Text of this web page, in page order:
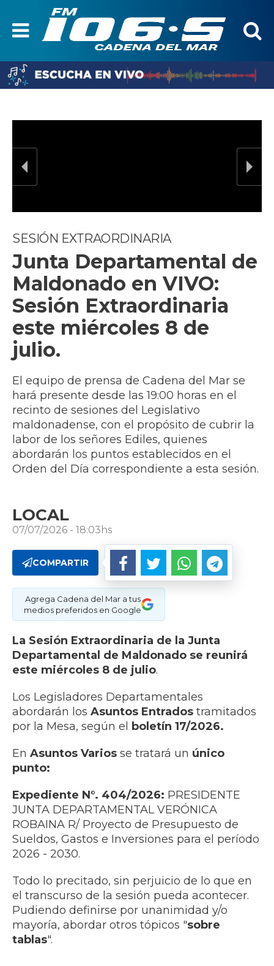
SESIÓN EXTRAORDINARIA
Junta Departamental de
Maldonado en VIVO:
Sesión Extraordinaria
este miércoles 8 de
julio.
El equipo de prensa de Cadena del Mar se
hará presente desde las 19:00 horas en el
recinto de sesiones del Legislativo
maldonadense, con el propósito de cubrir la
labor de los señores Ediles, quienes
abordarán los puntos establecidos en el
Orden del Día correspondiente a esta sesión.
LOCAL
07/07/2026 - 18:03hs
COMPARTIR
Agrega Cadena del Mar a tus
medios preferidos en Google
La Sesión Extraordinaria de la Junta
Departamental de Maldonado se reunirá
este miércoles 8 de julio.
Los Legisladores Departamentales
abordarán los Asuntos Entrados tramitados
por la Mesa, según el
boletín 17/2026.
En Asuntos Varios se tratará un único
punto:
Expediente N°. 404/2026: PRESIDENTE
JUNTA DEPARTAMENTAL VERÓNICA
ROBAINA R/ Proyecto de Presupuesto de
Sueldos, Gastos e Inversiones para el período
2026 - 2030.
Todo lo precitado, sin perjuicio de lo que en
el transcurso de la sesión pueda acontecer.
Pudiendo definirse por unanimidad y/o
mayoría, abordar otros tópicos "sobre
tablas".